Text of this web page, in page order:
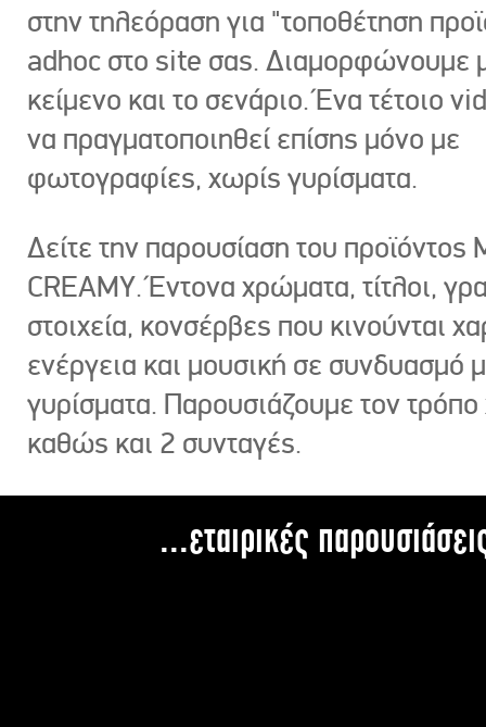
στην τηλεόραση για "τοποθέτηση
adhoc στο site σας. Διαμορφώνουμε
κείμενο και το σενάριο. Ένα τέτοιο
να πραγματοποιηθεί επίσης μόνο με
φωτογραφίες, χωρίς γυρίσματα.
Δείτε την παρουσίαση του προϊόντος
CREAMY. Έντονα χρώματα, τίτλοι,
στοιχεία, κονσέρβες που κινούνται
ενέργεια και μουσική σε συνδυασμό
γυρίσματα. Παρουσιάζουμε τον
καθώς και 2 συνταγές.
...εταιρικές